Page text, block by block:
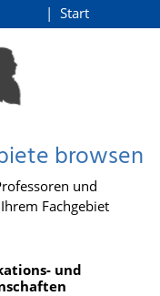
Start
browsen
und
Fachgebiet
und